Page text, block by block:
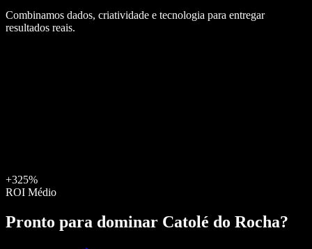
Combinamos dados, criatividade e tecnologia para entregar
resultados reais.
+325%
ROI Médio
Pronto para dominar Catolé do Rocha?